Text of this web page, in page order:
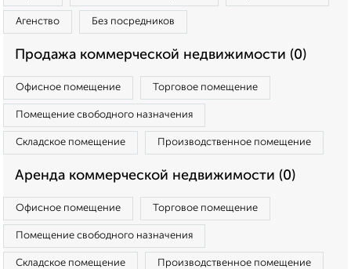
Агенство Без посредников
Продажа коммерческой недвижимости (0)
Офисное помещение Торговое помещение
Помещение свободного назначения
Складское помещение Производственное помещение
Аренда коммерческой недвижимости (0)
Офисное помещение Торговое помещение
Помещение свободного назначения
Складское помещение Производственное помещение